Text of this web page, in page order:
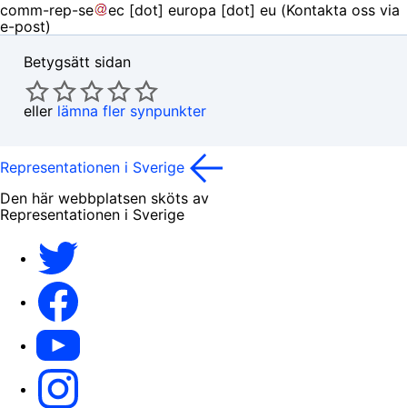
comm-rep-se
ec [dot] europa [dot] eu (Kontakta oss via
e-post)
Betygsätt sidan
eller lämna fler synpunkter
Representationen i Sverige
Den här webbplatsen sköts av
Representationen i Sverige
EU-kommissionen i Sveriges YouTube